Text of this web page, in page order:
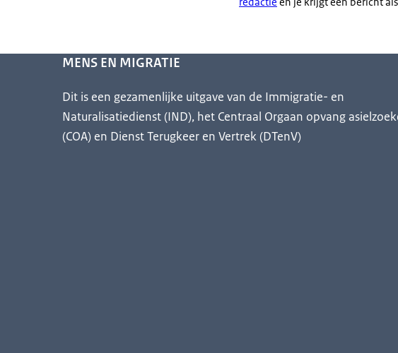
MENS EN MIGRATIE
Dit is een gezamenlijke uitgave van de Immigratie- en
Naturalisatiedienst (IND), het Centraal Orgaan opvang
(COA) en Dienst Terugkeer en Vertrek (DTenV)